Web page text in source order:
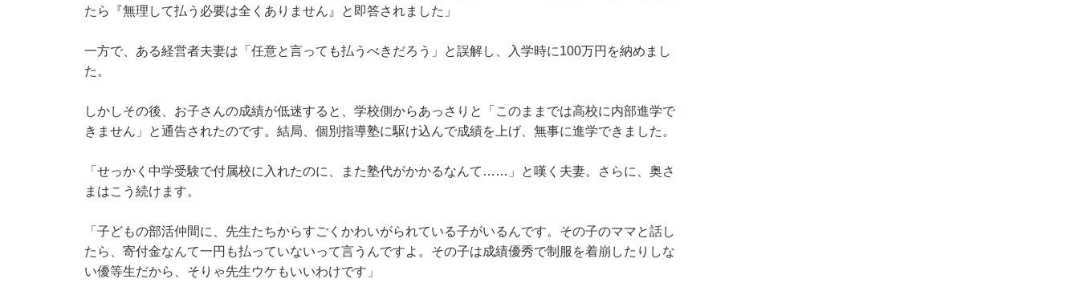
たら『無理して払う必要は全くありません』と即答されました」
一方で、ある経営者夫妻は「任意と言っても払うべきだろう」と誤解し、入学時に100万円を納めまし
た。
しかしその後、お子さんの成績が低迷すると、学校側からあっさりと「このままでは高校に内部進学で
きません」と通告されたのです。結局、個別指導塾に駆け込んで成績を上げ、無事に進学できました。
「せっかく中学受験で付属校に入れたのに、また塾代がかかるなんて……」と嘆く夫妻。さらに、奥さ
まはこう続けます。
「子どもの部活仲間に、先生たちからすごくかわいがられている子がいるんです。その子のママと話し
たら、寄付金なんて一円も払っていないって言うんですよ。その子は成績優秀で制服を着崩したりしな
い優等生だから、そりゃ先生ウケもいいわけです」